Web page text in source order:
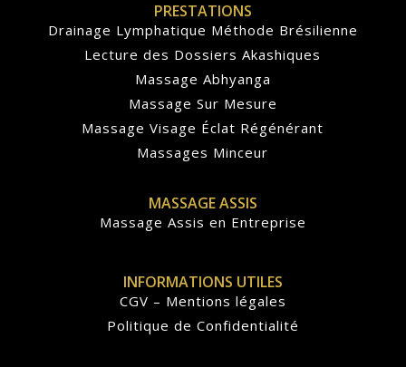
PRESTATIONS
Drainage Lymphatique Méthode Brésilienne
Lecture des Dossiers Akashiques
Massage Abhyanga
Massage Sur Mesure
Massage Visage Éclat Régénérant
Massages Minceur
MASSAGE ASSIS
Massage Assis en Entreprise
INFORMATIONS UTILES
CGV – Mentions légales
Politique de Confidentialité